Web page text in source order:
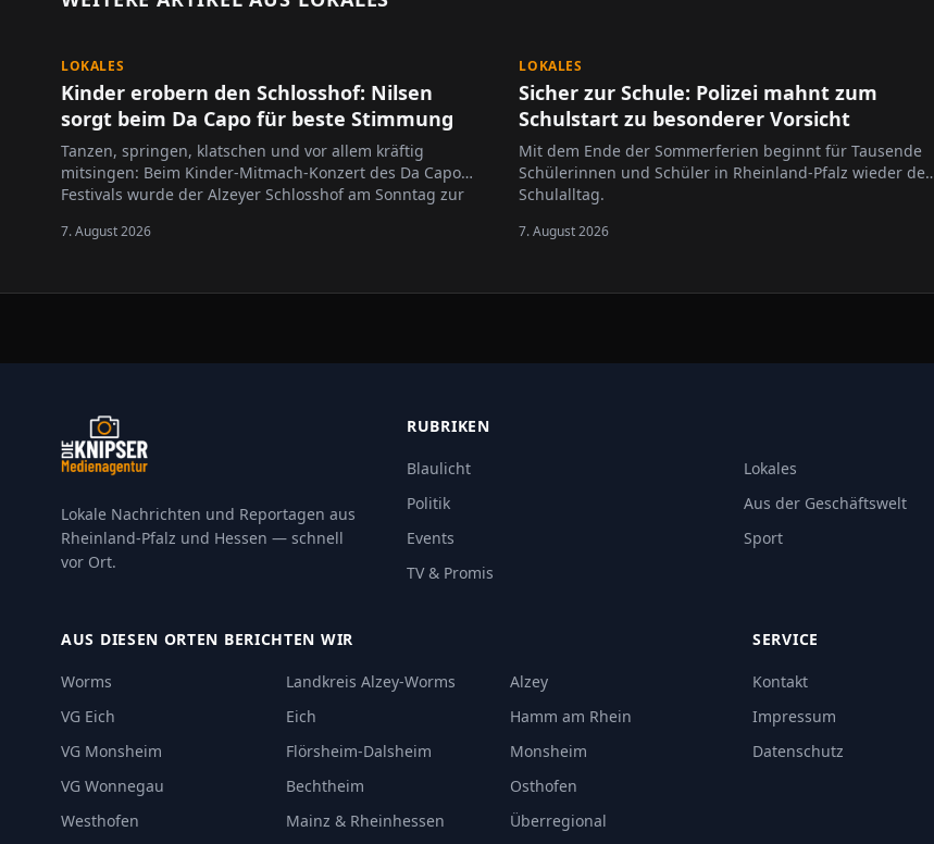
LOKALES
Kinder erobern den Schlosshof: Nilsen
sorgt beim Da Capo für beste Stimmung
Tanzen, springen, klatschen und vor allem kräftig
mitsingen: Beim Kinder-Mitmach-Konzert des Da Capo
Festivals wurde der Alzeyer Schlosshof am Sonntag zur
7. August 2026
LOKALES
Sicher zur Schule: Polizei mahnt zum
Schulstart zu besonderer Vorsicht
Mit dem Ende der Sommerferien beginnt für Tausende
Schülerinnen und Schüler in Rheinland-Pfalz wieder der
Schulalltag.
7. August 2026
Lokale Nachrichten und Reportagen aus
Rheinland-Pfalz und Hessen — schnell
vor Ort.
RUBRIKEN
Blaulicht
Lokales
Politik
Aus der Geschäftswelt
Events
Sport
TV & Promis
AUS DIESEN ORTEN BERICHTEN WIR
Worms Landkreis Alzey-Worms
Alzey
VG Eich
Eich
Hamm am Rhein
VG Monsheim
Flörsheim-Dalsheim
Monsheim
VG Wonnegau
Bechtheim
Osthofen
Westhofen
Mainz & Rheinhessen Überregional
SERVICE
Kontakt
Impressum
Datenschutz